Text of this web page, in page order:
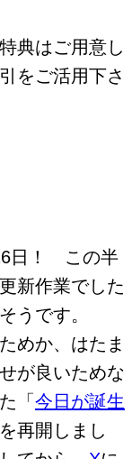
典はご用意し
をご活用下さ
日！ この半
新作業でした
うです。
めか、はたま
が良いためな
「 今日が誕生
を再開しまし